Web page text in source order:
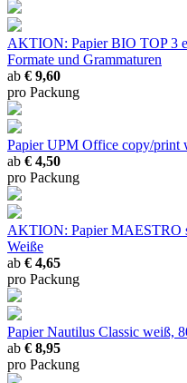
AKTION: Papier BIO TOP 3
Formate und Grammaturen
ab € 9,60
pro Packung
Papier UPM Office copy/print
ab € 4,50
pro Packung
AKTION: Papier MAESTRO
Weiße
ab € 4,65
pro Packung
Papier Nautilus Classic weiß,
ab € 8,95
pro Packung